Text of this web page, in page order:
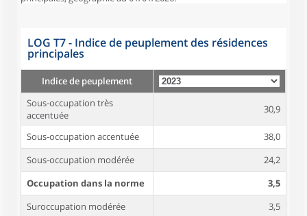
LOG T7 - Indice de peuplement des résidences
principales
Indice de peuplement
Sous-occupation très
accentuée
30,9
Sous-occupation accentuée
38,0
Sous-occupation modérée
24,2
Occupation dans la norme
3,5
Suroccupation modérée
3,5